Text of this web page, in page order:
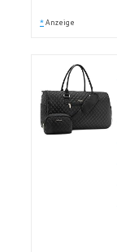
* Anzeige